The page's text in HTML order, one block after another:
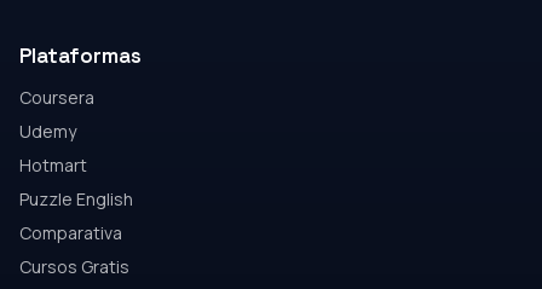
Plataformas
Coursera
Udemy
Hotmart
Puzzle English
Comparativa
Cursos Gratis